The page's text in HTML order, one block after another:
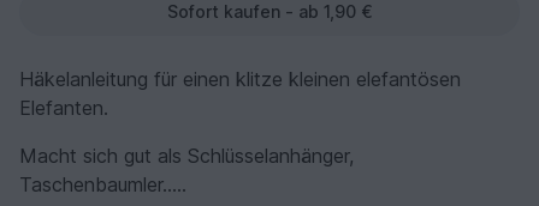
Sofort kaufen - ab 1,90 €
Häkelanleitung für einen klitze kleinen elefantösen
Elefanten.
Macht sich gut als Schlüsselanhänger,
Taschenbaumler.....